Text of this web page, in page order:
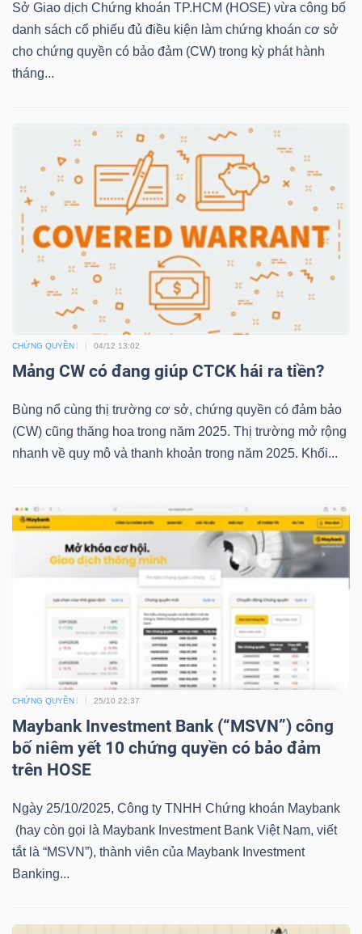
Sở Giao dịch Chứng khoán TP.HCM (HOSE) vừa công bố
danh sách cổ phiếu đủ điều kiện làm chứng khoán cơ sở
cho chứng quyền có bảo đảm (CW) trong kỳ phát hành
tháng...
CHỨNG QUYỀN 04/12 13:02
Mảng CW có đang giúp CTCK hái ra tiền?
Bùng nổ cùng thị trường cơ sở, chứng quyền có đảm bảo
(CW) cũng thăng hoa trong năm 2025. Thị trường mở rộng
nhanh về quy mô và thanh khoản trong năm 2025. Khối...
CHỨNG QUYỀN 25/10 22:37
Maybank Investment Bank (“MSVN”) công
bố niêm yết 10 chứng quyền có bảo đảm
trên HOSE
Ngày 25/10/2025, Công ty TNHH Chứng khoán Maybank
(hay còn gọi là Maybank Investment Bank Việt Nam, viết
tắt là “MSVN”), thành viên của Maybank Investment
Banking...
CÔNG
CỤ
ĐẦU
TƯ
XUẤT
DỮ
(-)
SECTOR
VẬT
CÔNG
NGHIỆP
TIÊU
DÙNG